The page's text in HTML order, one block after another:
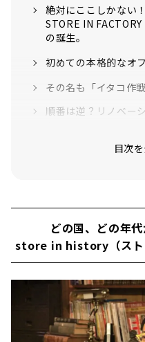
絶対にここしかない
STORE IN FACTORY
の誕生。
初めての本格的なオ
その名も「イタコ作戦
順番は逆？リノベー
ストアインファクト
パンク精神！D.I.Y
東日本大震災での気
コンセプトは「身の
涙の餃子パーティー
どの国、どの年
store in history（スト